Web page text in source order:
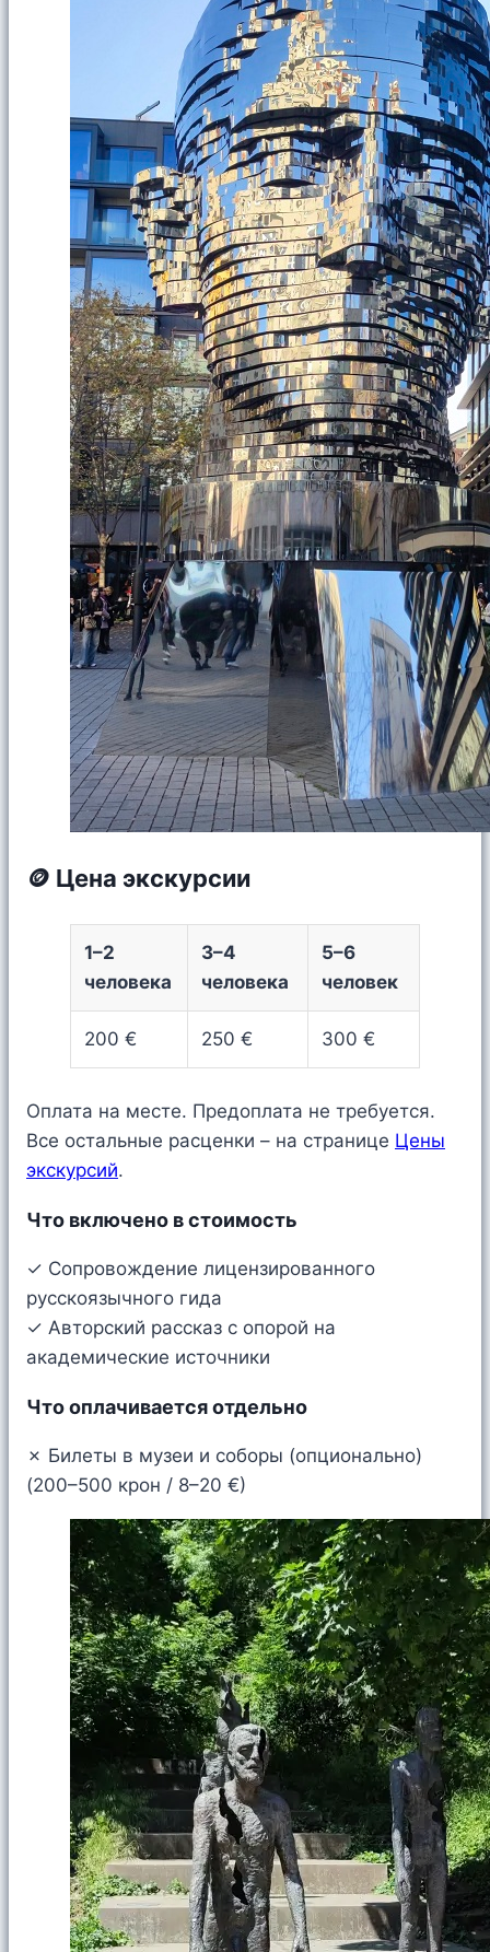
🪙 Цена экскурсии
1–2
человека
3–4
человека
5–6
человек
200 € 250 € 300 €
Оплата на месте. Предоплата не требуется.
Все остальные расценки – на странице Цены
экскурсий.
Что включено в стоимость
✓ Сопровождение лицензированного
русскоязычного гида
✓ Авторский рассказ с опорой на
академические источники
Что оплачивается отдельно
✗ Билеты в музеи и соборы (опционально)
(200–500 крон / 8–20 €)